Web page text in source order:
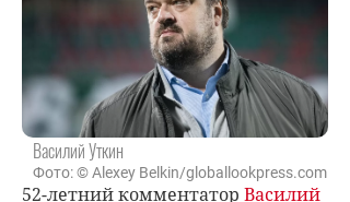
Василий Уткин
Фото: © Alexey Belkin/globallookpress.com
52-летний комментатор Василий